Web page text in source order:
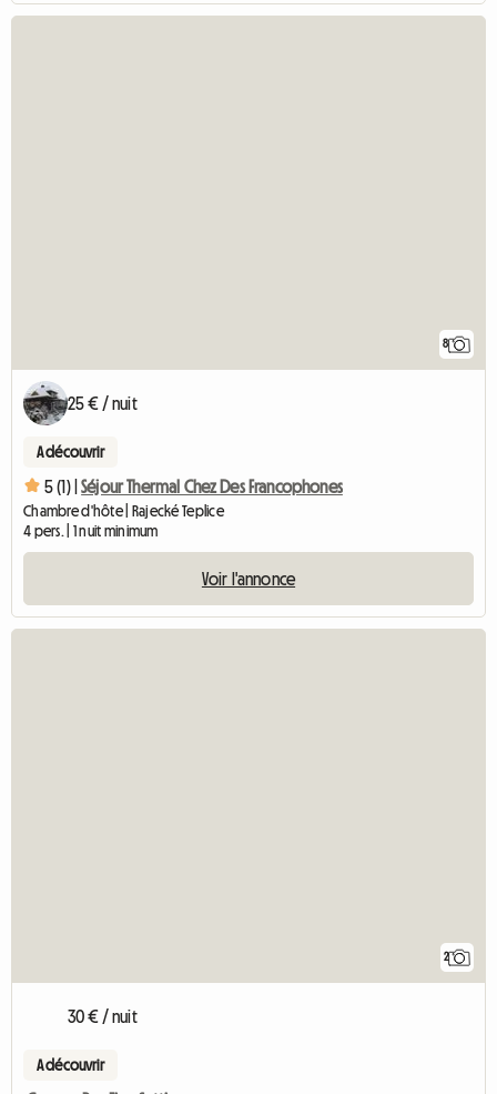
8
25 € / nuit
A découvrir
5 (1) | Séjour Thermal Chez Des Francophones
Chambre d'hôte | Rajecké Teplice
4 pers. | 1 nuit minimum
Voir l'annonce
2
30 € / nuit
A découvrir